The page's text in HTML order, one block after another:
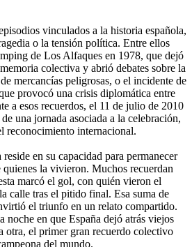
vinculados a la historia española,
o la tensión política. Entre ellos
de Los Alfaques en 1978, que dejó
colectiva y abrió debates sobre la
mercancías peligrosas, o el incidente de
provocó una crisis diplomática entre
a esos recuerdos, el 11 de julio de 2010
una jornada asociada a la celebración,
reconocimiento internacional.
en su capacidad para permanecer
quienes la vivieron. Muchos recuerdan
marcó el gol, con quién vieron el
calle tras el pitido final. Esa suma de
el triunfo en un relato compartido.
noche en que España dejó atrás viejos
otra, el primer gran recuerdo colectivo
del mundo.